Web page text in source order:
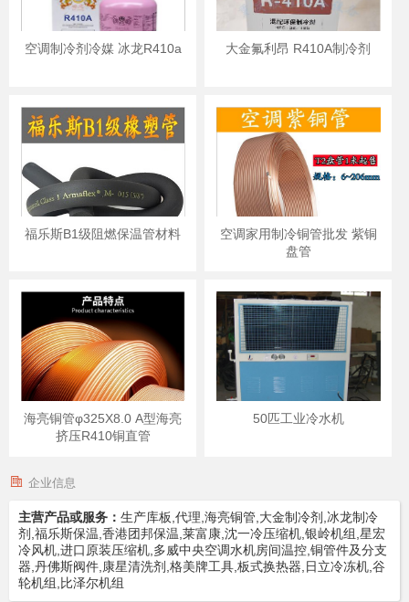
空调制冷剂冷媒 冰龙R410a 大金氟利昂 R410A制冷剂
福乐斯B1级阻燃保温管材料
空调家用制冷铜管批发 紫铜
盘管
海亮铜管φ325X8.0 A型海亮
挤压R410铜直管
50匹工业冷水机
企业信息
主营产品或服务： 生产库板,代理,海亮铜管,大金制冷剂,冰龙制冷
剂,福乐斯保温,香港团邦保温,莱富康,沈一冷压缩机,银岭机组,星宏
冷风机,进口原装压缩机,多威中央空调水机房间温控,铜管件及分支
器,丹佛斯阀件,康星清洗剂,格美牌工具,板式换热器,日立冷冻机,谷
轮机组,比泽尔机组